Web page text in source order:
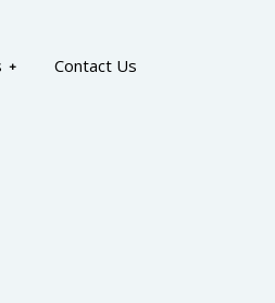
Contact Us